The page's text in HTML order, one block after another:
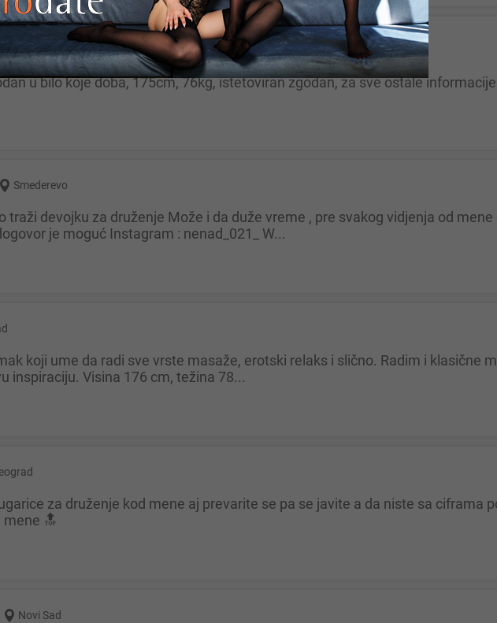
u bilo koje doba, 175cm, 76kg, istetoviran zgodan, za sve ostale
Smederevo
je moguć Instagram : nenad_021_ W...
inspiraciju. Visina 176 cm, težina 78...
mene 🔝
Novi Sad